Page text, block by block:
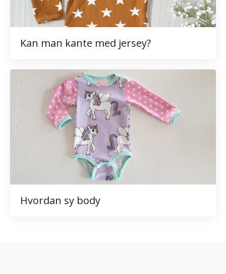
Kan man kante med jersey?
Hvordan sy body